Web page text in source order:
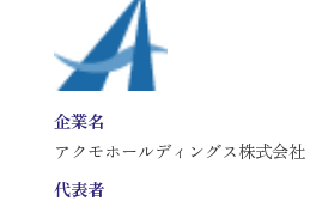
企業名
アクモホールディングス株式会社
代表者